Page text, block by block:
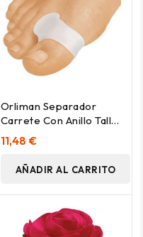
Orliman Separador
Carrete Con Anillo Talla
Mediana 2Uds Gl123
11,48 €
AÑADIR AL CARRITO